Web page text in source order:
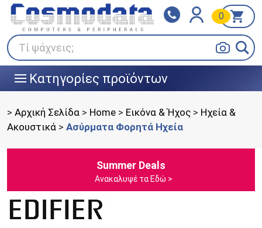
Τί ψάχνεις;
0
||| Κατηγορίες προϊόντων
Klarna
Πληρώστε σε 3
άτοκες δόσεις
BOX NOW
> Αρχική Σελίδα > Home > Εικόνα & Ήχος > Ηχεία &
Ακουστικά > Ασύρματα Φορητά Ηχεία
Summer Deals
Ανακαλυψέ τα Εδώ >